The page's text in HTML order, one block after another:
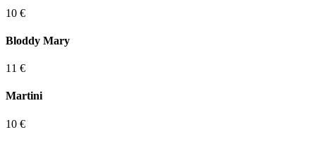
10 €
Bloddy Mary
11 €
Martini
10 €